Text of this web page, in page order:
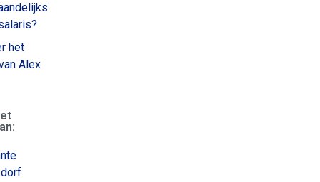
het
Alex